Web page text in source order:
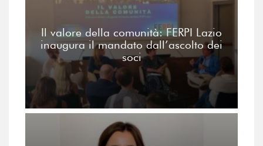
Il valore della comunità: FERPI Lazio
inaugura il mandato dall’ascolto dei
soci